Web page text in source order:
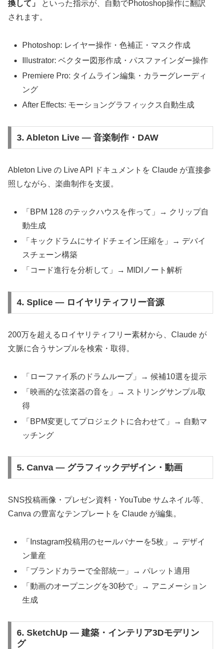
換して」
といった指示が、自動でPhotoshop操作に翻訳
されます。
Photoshop: レイヤー操作・色補正・マスク作成
Illustrator: ベクター図形作成・パスファインダー操作
Premiere Pro: タイムライン編集・カラーグレーディ
ング
After Effects: モーショングラフィックス自動生成
3. Ableton Live — 音楽制作・DAW
Ableton Live の Live API ドキュメントを Claude が直接参
照しながら、楽曲制作を支援。
「BPM 128 のテックハウスを作って」→ クリップ自
動生成
「キックドラムにサイドチェイン圧縮を」→ デバイ
スチェーン構築
「コード進行を分析して」→ MIDIノート解析
4. Splice — ロイヤリティフリー音源
200万を超えるロイヤリティフリー素材から、Claude が
文脈に合うサンプルを検索・取得。
「ローファイ系のドラムループ」→ 候補10選を提示
「映画的な弦楽器の音を」→ ストリングサンプル取
得
「BPM変更してプロジェクトに合わせて」→ 自動マ
ッチング
5. Canva — グラフィックデザイン・動画
SNS投稿画像・プレゼン資料・YouTube サムネイル等、
Canva の豊富なテンプレートを Claude が編集。
「Instagram投稿用のセールバナーを5枚」→ デザイ
ン量産
「ブランドカラーで全部統一」→ パレット適用
「動画のオープニングを30秒で」→ アニメーション
生成
6. SketchUp — 建築・インテリア3Dモデリン
グ